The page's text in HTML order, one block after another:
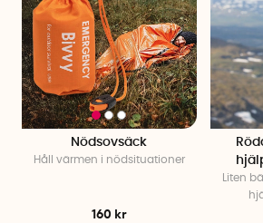
Nödsovsäck
Håll värmen i nödsituationer
160 kr
Liten